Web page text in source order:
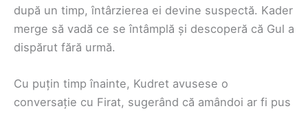
după un timp, întârzierea ei devine suspectă. Kader
merge să vadă ce se întâmplă și descoperă că Gul a
dispărut fără urmă.
Cu puțin timp înainte, Kudret avusese o
conversație cu Firat, sugerând că amândoi ar fi pus